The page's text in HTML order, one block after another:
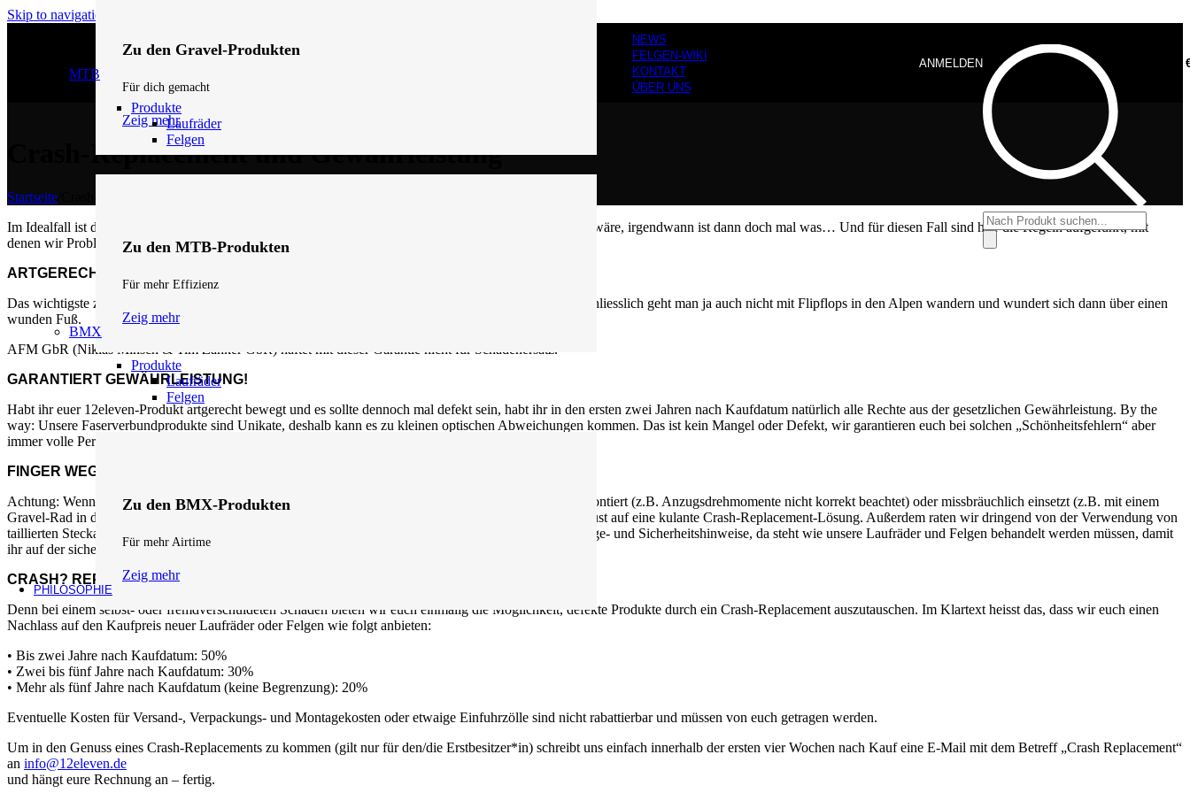
Skip to navigation
Zu den Gravel-Produkten
Für dich gemacht
Zeig mehr
MTB
Produkte
Laufräder
Felgen
Zu den MTB-Produkten
Für mehr Effizienz
Zeig mehr
BMX
Produkte
Laufräder
Felgen
Zu den BMX-Produkten
Für mehr Airtime
Zeig mehr
PHILOSOPHIE
NEWS
FELGEN-WIKI
KONTAKT
ÜBER UNS
ANMELDEN
Products
search
Crash-Replacement und Gewährleistung
Startseite
Im Idealfall ist diese Seite überflüssig und setzt virtuelle Spinnenweben an. Aber so schön das denn auch wäre, irgendwann ist dann doch mal was… Und für diesen Fall sind hier die Regeln aufgeführt, mit
denen wir Probleme (hoffentlich) in eurem Sinne lösen können.
ARTGERECHTE HALTUNG!
Das wichtigste zuerst: Bitte bewegt unsere Felgen und Laufräder in ihrem dafür vorgesehenen Revier. Schliesslich geht man ja auch nicht mit Flipflops in den Alpen wandern und wundert sich dann über einen
wunden Fuß.
AFM GbR (Niklas Minsch & Tim Zanker GbR) haftet mit dieser Garantie nicht für Schadenersatz.
GARANTIERT GEWÄHRLEISTUNG!
Habt ihr euer 12eleven-Produkt artgerecht bewegt und es sollte dennoch mal defekt sein, habt ihr in den ersten zwei Jahren nach Kaufdatum natürlich alle Rechte aus der gesetzlichen Gewährleistung. By the
way: Unsere Faserverbundprodukte sind Unikate, deshalb kann es zu kleinen optischen Abweichungen kommen. Das ist kein Mangel oder Defekt, wir garantieren euch bei solchen „Schönheitsfehlern“ aber
immer volle Performance.
FINGER WEG
Achtung: Wenn ihr unsere Produkte verändert (z.B. ein Ventilloch mit der Feile vergrößern), fehlerhaft montiert (z.B. Anzugsdrehmomente nicht korrekt beachtet) oder missbräuchlich einsetzt (z.B. mit einem
Gravel-Rad in den Bikepark geht) verliert ihr eure Gewährleistungsansprüche genauso, wie wir unsere Lust auf eine kulante Crash-Replacement-Lösung. Außerdem raten wir dringend von der Verwendung von
taillierten Steckachsen ab, da diese die Nabe und die verbauten Lager schädigen. Schaut in unsere Montage- und Sicherheitshinweise, da steht wie unsere Laufräder und Felgen behandelt werden müssen, damit
ihr auf der sicheren Seite seid.
CRASH? REPLACEMENT!
Denn bei einem selbst- oder fremdverschuldeten Schaden bieten wir euch einmalig die Möglichkeit, defekte Produkte durch ein Crash-Replacement auszutauschen. Im Klartext heisst das, dass wir euch einen
Nachlass auf den Kaufpreis neuer Laufräder oder Felgen wie folgt anbieten:
• Bis zwei Jahre nach Kaufdatum: 50%
• Zwei bis fünf Jahre nach Kaufdatum: 30%
• Mehr als fünf Jahre nach Kaufdatum (keine Begrenzung): 20%
Eventuelle Kosten für Versand-, Verpackungs- und Montagekosten oder etwaige Einfuhrzölle sind nicht rabattierbar und müssen von euch getragen werden.
Um in den Genuss eines Crash-Replacements zu kommen (gilt nur für den/die Erstbesitzer*in) schreibt uns einfach innerhalb der ersten vier Wochen nach Kauf eine E-Mail mit dem Betreff „Crash Replacement“
an info@12eleven.de
und hängt eure Rechnung an – fertig.